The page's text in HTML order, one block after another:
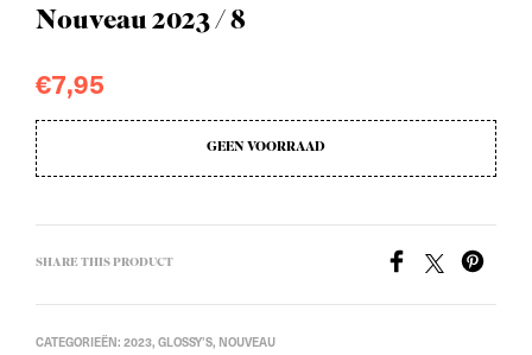
Nouveau 2023 / 8
€7,95
GEEN VOORRAAD
SHARE THIS PRODUCT
CATEGORIEËN: 2023, GLOSSY'S, NOUVEAU